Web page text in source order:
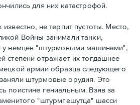
для них катастрофой.
не терпит пустоты. Место,
Войны занимали танки,
у немцев "штурмовыми машинами",
степени отражает их тогдашнее
армии образца следующего
штурмовые орудия. Это
поистине гениальным. Взяв за
"штурмгешутца" шасси